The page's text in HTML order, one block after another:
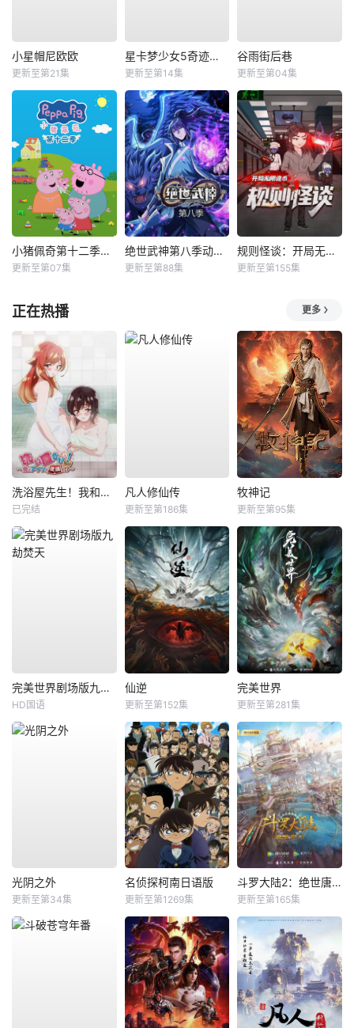
小星帽尼欧欧
更新至第21集
星卡梦少女5奇迹绽放
更新至第14集
谷雨街后巷
更新至第04集
小猪佩奇第十二季国语
更新至第07集
绝世武神第八季动态漫
更新至第88集
规则怪谈：开局无限诡币动态漫
更新至第155集
正在热播 更多
洗浴屋先生！我和那家伙在女浴池！？
已完结
凡人修仙传
更新至第186集
牧神记
更新至第95集
完美世界剧场版九劫焚天
HD国语
仙逆
更新至第152集
完美世界
更新至第281集
光阴之外
更新至第34集
名侦探柯南日语版
更新至第1269集
斗罗大陆2：绝世唐门
更新至第165集